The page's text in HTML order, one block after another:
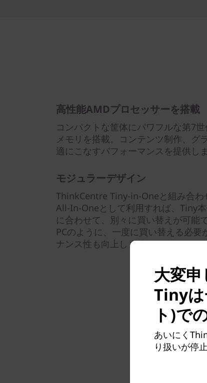
高性能AMDプロセッサーを搭載
コンパクトな筐体にパワフルな第7
メモリを搭載。コンテンツ制作、グ
適にこなすパフォーマンスを提供しま
モジュラーデザイン
ThinkCentre Tiny-in-Oneと組み合わ
All-In-Oneとして利用すれば、Tiny
に合わせて、別々に買い替えが可能
PCのように、一度に買い替える必
ナンス性も向上します。
大変
Tinyは
ト)で
あいにく
り扱いが停